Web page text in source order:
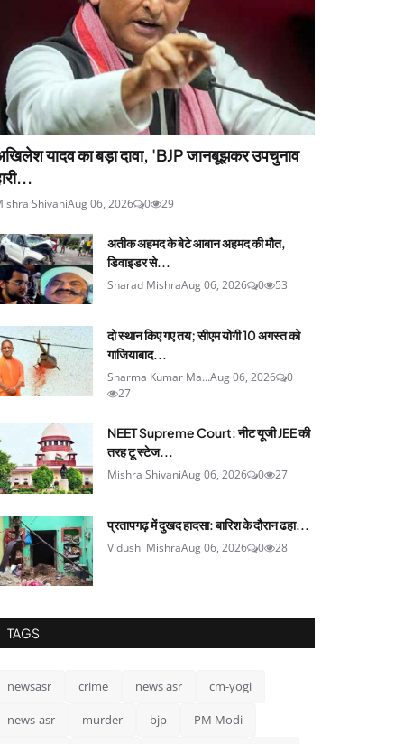
यादव का बड़ा दावा, 'BJP जानबूझकर उपचुनाव
ShivaniAug 06, 2026 0 29
अतीक अहमद के बेटे आबान अहमद की मौत,
डिवाइडर से...
Sharad MishraAug 06, 2026 0 53
दो स्थान किए गए तय; सीएम योगी 10 अगस्त को
गाजियाबाद...
Sharma Kumar Ma...Aug 06, 2026
0
27
NEET Supreme Court: नीट यूजी JEE की
तरह टू स्टेज...
Mishra ShivaniAug 06, 2026 0 27
प्रतापगढ़ में दुखद हादसा: बारिश के दौरान ढहा...
Vidushi MishraAug 06, 2026 0 28
TAGS
newsasr crime news asr cm-yogi
news-asr murder bjp PM Modi